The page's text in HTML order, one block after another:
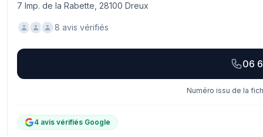
7 Imp. de la Rabette, 28100 Dreux
8 avis vérifiés
06
Numéro issu de la
4 avis vérifiés Google